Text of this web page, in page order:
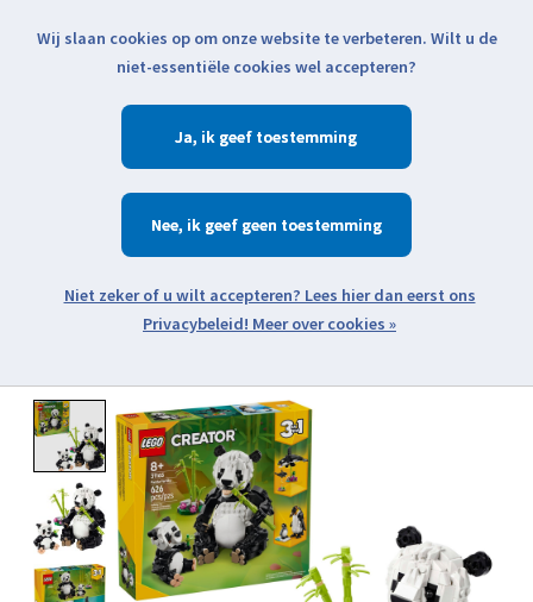
Klik voor actuele verzendinformatie...
Verlanglijst
Zoeken
Open webshop menu
Product image slideshow Items
Wij slaan cookies op om onze website te verbeteren. Wilt u de
niet-essentiële cookies wel accepteren?
Ja
Nee
Meer over cookies »